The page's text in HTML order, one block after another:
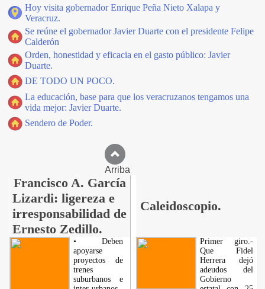
Hoy visita gobernador Enrique Peña Nieto Xalapa y
Veracruz.
Se reúne el gobernador Javier Duarte con el presidente Felipe
Calderón
Orden, honestidad y eficacia en el gasto público: Javier
Duarte.
DE TODO UN POCO.
La educación, base para que los veracruzanos tengamos una
vida mejor: Javier Duarte.
Sendero de Poder.
Arriba
Francisco A. García
Lizardi: ligereza e
irresponsabilidad de
Ernesto Zedillo.
Caleidoscopio.
• Deben
apoyarse
proyectos de
trenes
suburbanos e
Primer giro.-
Que Fidel
Herrera dejó
adeudos del
Gobierno